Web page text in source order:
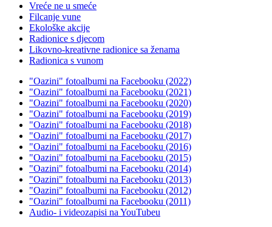
Vreće ne u smeće
Filcanje vune
Ekološke akcije
Radionice s djecom
Likovno-kreativne radionice sa ženama
Radionica s vunom
"Oazini" fotoalbumi na Facebooku (2022)
"Oazini" fotoalbumi na Facebooku (2021)
"Oazini" fotoalbumi na Facebooku (2020)
"Oazini" fotoalbumi na Facebooku (2019)
"Oazini" fotoalbumi na Facebooku (2018)
"Oazini" fotoalbumi na Facebooku (2017)
"Oazini" fotoalbumi na Facebooku (2016)
"Oazini" fotoalbumi na Facebooku (2015)
"Oazini" fotoalbumi na Facebooku (2014)
"Oazini" fotoalbumi na Facebooku (2013)
"Oazini" fotoalbumi na Facebooku (2012)
"Oazini" fotoalbumi na Facebooku (2011)
Audio- i videozapisi na YouTubeu